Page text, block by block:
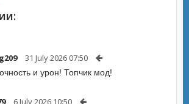
31 July 2026 07:50
и урон! Топчик мод!
6 July 2026 10:50